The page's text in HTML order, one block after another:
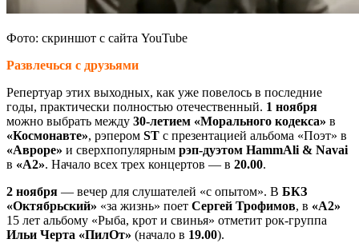
Фото: скриншот с сайта YouTube
Развлечься с друзьями
Репертуар этих выходных, как уже повелось в последние
годы, практически полностью отечественный. 1 ноября
можно выбрать между 30-летием «Морального кодекса» в
«Космонавте», рэпером ST с презентацией альбома «Поэт» в
«Авроре» и сверхпопулярным рэп-дуэтом HammAli & Navai
в «А2». Начало всех трех концертов — в 20.00.
2 ноября — вечер для слушателей «с опытом». В БКЗ
«Октябрьский» «за жизнь» поет Сергей Трофимов, в «А2»
15 лет альбому «Рыба, крот и свинья» отметит рок-группа
Ильи Черта «ПилОт» (начало в 19.00).